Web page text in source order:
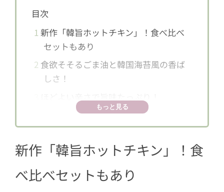
目次
1 新作「韓旨ホットチキン」！食べ比べ
セットもあり
2 食欲そそるごま油と韓国海苔風の香ば
しさ！
もっと見る
新作「韓旨ホットチキン」！食
べ比べセットもあり